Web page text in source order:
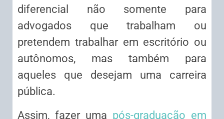
diferencial não somente para
advogados que trabalham ou
pretendem trabalhar em escritório ou
autônomos, mas também para
aqueles que desejam uma carreira
pública.
Assim, fazer uma pós-graduação em